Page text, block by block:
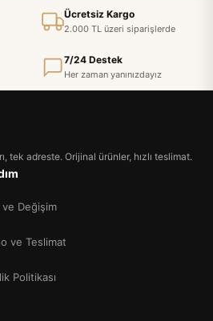
Ücretsiz Kargo
2.000 TL üzeri siparişlerde
7/24 Destek
Her zaman yanınızdayız
tek adreste. Orijinal ürünler, hızlı teslimat.
ve Değişim
ve Teslimat
Politikası